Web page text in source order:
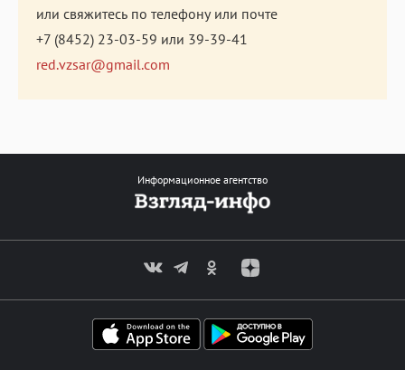
или свяжитесь по телефону или почте
+7 (8452) 23-03-59 или 39-39-41
red.vzsar@gmail.com
Информационное агентство